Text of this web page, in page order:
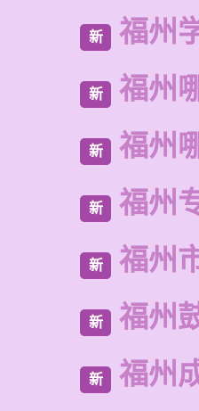
新 福州
新 福州
新 福州
新 福州
新 福州
新 福州
新 福州